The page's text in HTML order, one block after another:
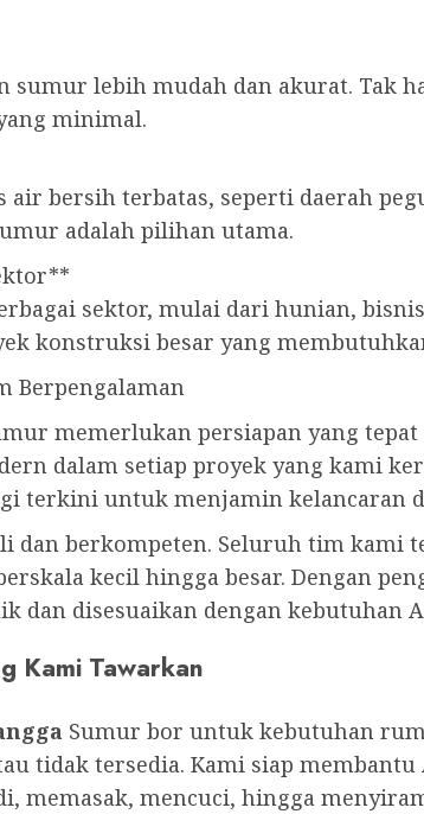
lebih mudah dan akurat. Tak
minimal.
air bersih terbatas, seperti daerah
adalah pilihan utama.
sektor, mulai dari hunian,
konstruksi besar yang
Berpengalaman
memerlukan persiapan yang
dalam setiap proyek yang kami
terkini untuk menjamin kelancaran
berkompeten. Seluruh tim kami
kecil hingga besar. Dengan
dan disesuaikan dengan kebutuhan
Kami Tawarkan
Sumur bor untuk kebutuhan
tidak tersedia. Kami siap
memasak, mencuci, hingga